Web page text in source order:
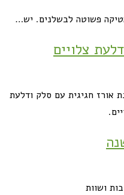
פשוטה לבשלנים. יש…
צלויים
אורז חגיגית עם סלק ודלעת
ושוות